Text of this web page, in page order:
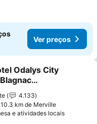
Ver preços
aos favoritos
Odalys City
4.133
km de Merville
e atividades locais